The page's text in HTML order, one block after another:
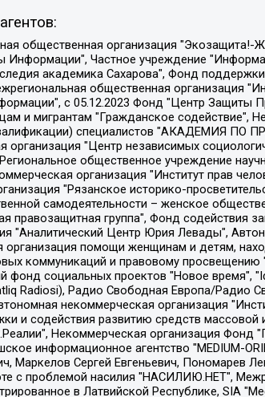
орган общественной самодеятельности "Уральская правозащитная группа", Фонд содействия защите здоровья и социальной справедливости имени Андрея Рылькова, Автономная Некоммерческая Организация "Аналитический Центр Юрия Левады", Автономная некоммерческая организация социальной поддержки населения "Проект Апрель", Региональная общественная организация помощи женщинам и детям, находящимся в кризисной ситуации "Информационно-методический центр "Анна", Фонд содействия развитию массовых коммуникаций и правовому просвещению "Так-так-Так", Фонд содействия устойчивому развитию "Серебряная тайга", Свердловский региональный общественный фонд социальных проектов "Новое время", "Idel.Реалии", Кавказ.Реалии, Крым.Реалии, Телеканал Настоящее Время, Татаро-башкирская служба Радио Свобода (Azatliq Radiosi), Радио Свободная Европа/Радио Свобода (PCE/PC), "Сибирь.Реалии", "Фактограф", Благотворительный фонд помощи осужденным и их семьям, Автономная некоммерческая организация "Институт глобализации и социальных движений", Фонд "В защиту прав заключенных", Частное учреждение "Центр поддержки и содействия развитию средств массовой информации", Пензенский региональный общественный благотворительный фонд "Гражданский союз", "Север.Реалии", Некоммерческая организация Фонд "Правовая инициатива", Общество с ограниченной ответственностью "Радио Свободная Европа/Радио Свобода", Чешское информационное агентство "MEDIUM-ORIENT", Красноярская региональная общественная организация "Мы против СПИДа", Камалягин Денис Николаевич, Маркелов Сергей Евгеньевич, Пономарев Лев Александрович, Савицкая Людмила Алексеевна, Автономная некоммерческая организация "Центр по работе с проблемой насилия "НАСИЛИЮ.НЕТ", Межрегиональный профессиональный союз работников здравоохранения "Альянс врачей", Юридическое лицо, зарегистрированное в Латвийской Республике, SIA "Medusa Project" (регистрационный номер 40103797863, дата регистрации 10.06.2014), Некоммерческая организация "Фонд по борьбе с коррупцией", Автономная некоммерческая организация "Институт права и публичной политики", Баданин Роман Сергеевич, Гликин Максим Александрович, Железнова Мария Михайловна, Лукьянова Юлия Сергеевна, Маетная Елизавета Витальевна, Маняхин Петр Борисович, Чуракова Ольга Владимировна, Ярош Юлия Петровна, Юридическое лицо "The Insider SIA", зарегистрированное в Риге, Латвийская Республика (дата регистрации 26.06.2015), являющееся администратором доменного имени интернет-издания "The Insider SIA", https://theins.ru, Постернак Алексей Евгеньевич, Рубин Михаил Аркадьевич, Анин Роман Александрович, Юридическое лицо Istories fonds, зарегистрированное в Латвийской Республике (регистрационный